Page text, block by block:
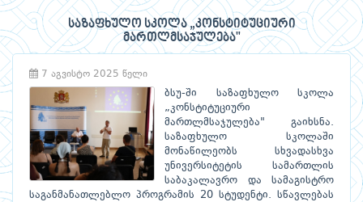
საზაფხულო სკოლა „კონსტიტუციური
მართლმსაჯულება"
7 აგვისტო 2025 წელი
ბსუ-ში საზაფხულო სკოლა
„კონსტიტუციური
მართლმსაჯულება" გაიხსნა.
საზაფხულო სკოლაში
მონაწილეობს სხვადასხვა
უნივერსიტეტის სამართლის
საბაკალავრო და სამაგისტრო
საგანმანათლებლო პროგრამის 20 სტუდენტი. სწავლებას